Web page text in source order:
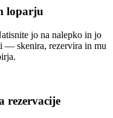
loparju
jo na nalepko in jo
— skenira, rezervira in mu
rezervacije